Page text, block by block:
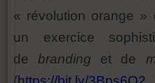
« révolution orange »
un exercice
debranding et de